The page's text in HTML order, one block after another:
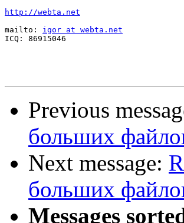
http://webta.net
mailto: igor at webta.net
ICQ: 86915046
Previous
больших
Next message:
больших
Messages